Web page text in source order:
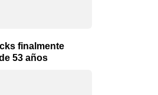
finalmente
53 años